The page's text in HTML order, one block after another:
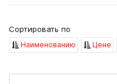
Сортировать по
Наименованию Цене